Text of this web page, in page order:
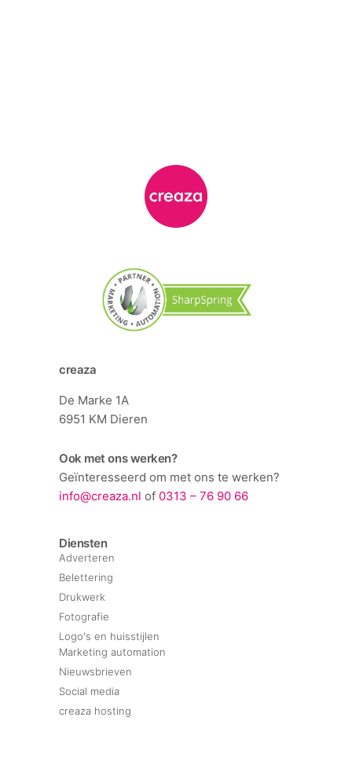
creaza
De Marke 1A
6951 KM Dieren
Ook met ons werken?
Geïnteresseerd om met ons te werken?
info@creaza.nl of 0313 – 76 90 66
Diensten
Adverteren
Belettering
Drukwerk
Fotografie
Logo's en huisstijlen
Marketing automation
Nieuwsbrieven
Social media
creaza hosting